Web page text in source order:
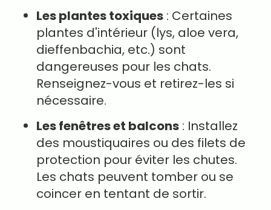
Les plantes toxiques : Certaines
plantes d'intérieur (lys, aloe vera,
dieffenbachia, etc.) sont
dangereuses pour les chats.
Renseignez-vous et retirez-les si
nécessaire.
Les fenêtres et balcons : Installez
des moustiquaires ou des filets de
protection pour éviter les chutes.
Les chats peuvent tomber ou se
coincer en tentant de sortir.